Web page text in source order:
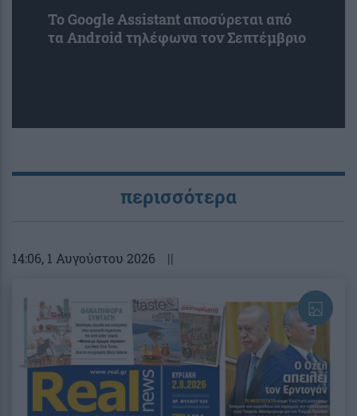
Το Google Assistant αποσύρεται από
τα Android τηλέφωνα τον Σεπτέμβριο
περισσότερα
14:06, 1 Αυγούστου 2026 ||